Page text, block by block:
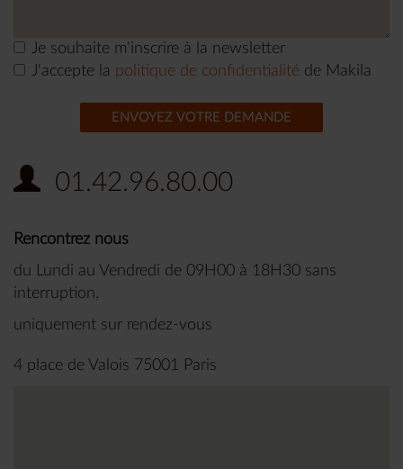
Je souhaite m'inscrire à la newsletter
J'accepte la politique de confidentialité de Makila
ENVOYEZ VOTRE DEMANDE
01.42.96.80.00
Rencontrez nous
du Lundi au Vendredi de 09H00 à 18H30 sans
interruption,
uniquement sur rendez-vous
4 place de Valois 75001 Paris